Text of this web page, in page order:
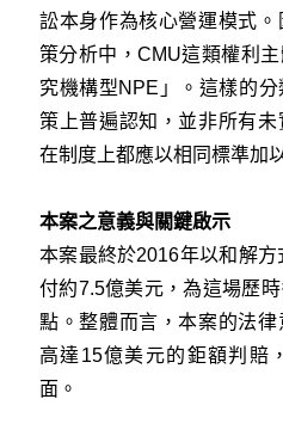
訟本身作為核心營運模式
策分析中，CMU這類權利
究機構型NPE」。這樣的
策上普遍認知，並非所有未
在制度上都應以相同標準加
本案之意義與關鍵啟示
本案最終於2016年以和解
付約7.5億美元，為這場歷
點。整體而言，本案的法
高達15億美元的鉅額判賠
面。